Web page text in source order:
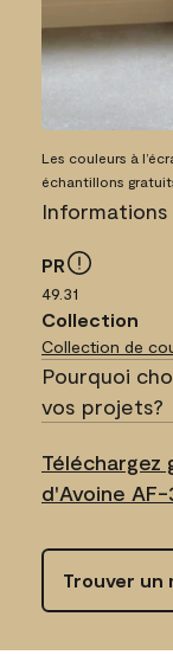
Les couleurs à
échantillons
PR
49.31
Collection
Collection de
Pourquoi
vos projets?
Téléchargez
d'Avoine
Trouver un